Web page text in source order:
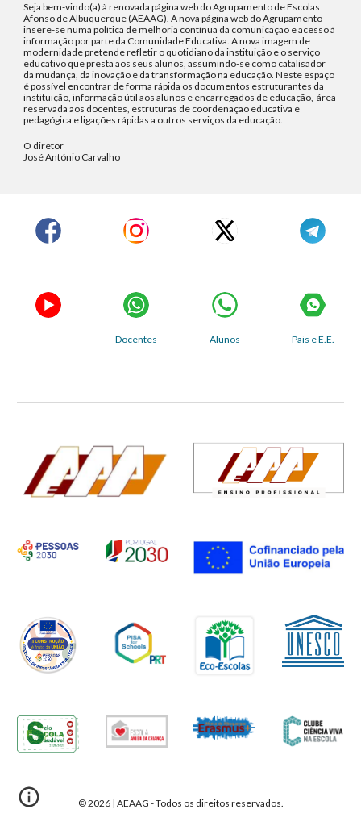
Seja bem-vindo(a) à renovada página web do Agrupamento de Escolas
Afonso de Albuquerque (AEAAG). A nova página web do Agrupamento
insere-se numa política de melhoria contínua da comunicação e acesso à
informação por parte da Comunidade Educativa. A nova imagem de
modernidade pretende refletir o quotidiano da instituição e o serviço
educativo que presta aos seus alunos, assumindo-se como catalisador
da mudança, da inovação e da transformação na educação. Neste espaço
é possível encontrar de forma rápida os documentos estruturantes da
instituição, informação útil aos alunos e encarregados de educação, área
reservada aos docentes, estruturas de coordenação educativa e
pedagógica e ligações rápidas a outros serviços da educação.
O diretor
José António Carvalho
Docentes Alunos Pais e E.E.
© 2026 | AEAAG - Todos os direitos reservados.